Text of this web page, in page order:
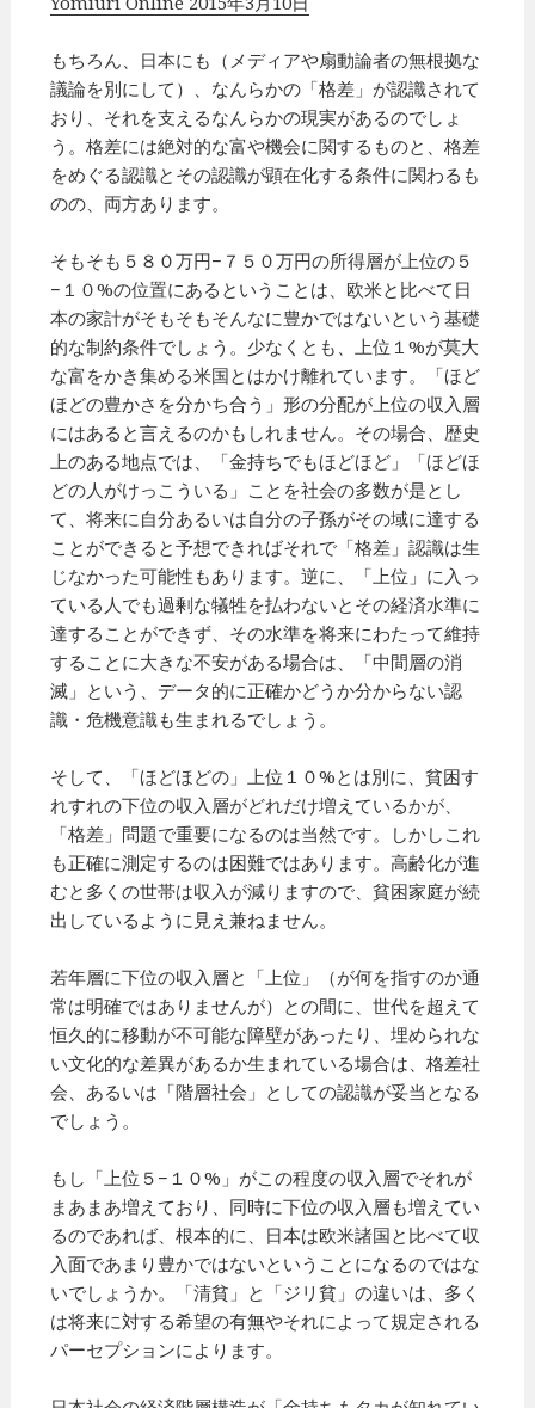
もちろん、日本にも（メディアや扇動論者の無根拠な
議論を別にして）、なんらかの「格差」が認識されて
おり、それを支えるなんらかの現実があるのでしょ
う。格差には絶対的な富や機会に関するものと、格差
をめぐる認識とその認識が顕在化する条件に関わるも
のの、両方あります。
そもそも５８０万円−７５０万円の所得層が上位の５
−１０%の位置にあるということは、欧米と比べて日
本の家計がそもそもそんなに豊かではないという基礎
的な制約条件でしょう。少なくとも、上位１%が莫大
な富をかき集める米国とはかけ離れています。「ほど
ほどの豊かさを分かち合う」形の分配が上位の収入層
にはあると言えるのかもしれません。その場合、歴史
上のある地点では、「金持ちでもほどほど」「ほどほ
どの人がけっこういる」ことを社会の多数が是とし
て、将来に自分あるいは自分の子孫がその域に達する
ことができると予想できればそれで「格差」認識は生
じなかった可能性もあります。逆に、「上位」に入っ
ている人でも過剰な犠牲を払わないとその経済水準に
達することができず、その水準を将来にわたって維持
することに大きな不安がある場合は、「中間層の消
滅」という、データ的に正確かどうか分からない認
識・危機意識も生まれるでしょう。
そして、「ほどほどの」上位１０%とは別に、貧困す
れすれの下位の収入層がどれだけ増えているかが、
「格差」問題で重要になるのは当然です。しかしこれ
も正確に測定するのは困難ではあります。高齢化が進
むと多くの世帯は収入が減りますので、貧困家庭が続
出しているように見え兼ねません。
若年層に下位の収入層と「上位」（が何を指すのか通
常は明確ではありませんが）との間に、世代を超えて
恒久的に移動が不可能な障壁があったり、埋められな
い文化的な差異があるか生まれている場合は、格差社
会、あるいは「階層社会」としての認識が妥当となる
でしょう。
もし「上位５−１０%」がこの程度の収入層でそれが
まあまあ増えており、同時に下位の収入層も増えてい
るのであれば、根本的に、日本は欧米諸国と比べて収
入面であまり豊かではないということになるのではな
いでしょうか。「清貧」と「ジリ貧」の違いは、多く
は将来に対する希望の有無やそれによって規定される
パーセプションによります。